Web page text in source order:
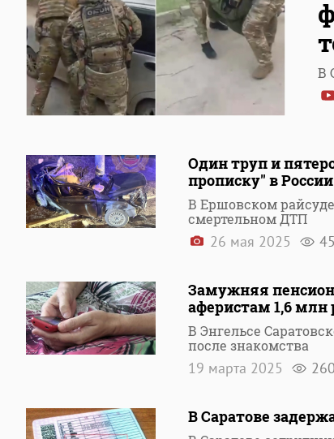
В
Один труп и
прописку" в России
В Ершовском
смертельном ДТП
26 мая 2025
Замужняя
аферистам 1,6 млн
В Энгельсе
после знакомства
19 марта 2025
В Саратове